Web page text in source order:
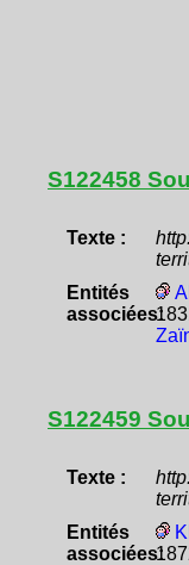
S122458
Texte :
Entités
associées:
S122459
Texte :
Entités
associées: